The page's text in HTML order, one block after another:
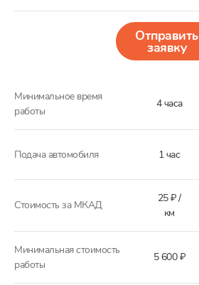
Отправить
заявку
Минимальное время
работы
4 часа
Подача автомобиля 1 час
Стоимость за МКАД
25 ₽ /
км
Минимальная стоимость
работы
5 600 ₽